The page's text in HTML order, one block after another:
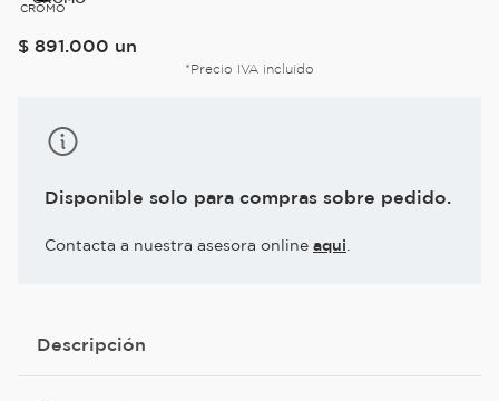
CROMO
$ 891.000 un
*Precio IVA incluido
Disponible solo para compras sobre pedido.
Contacta a nuestra asesora online aqui
Descripción